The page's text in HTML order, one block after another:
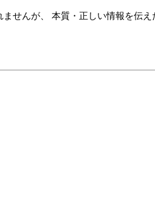
せんが、 本質・正しい情報を伝